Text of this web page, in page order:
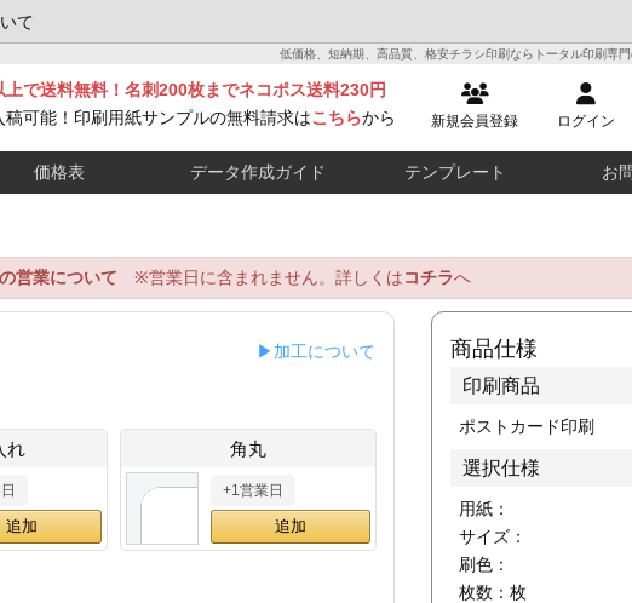
て
低価格、短納期、高品質、格安チラシ印刷ならトータル印刷専門
新規会員登録 ログイン
で送料無料！名刺200枚までネコポス送料230円
稿可能！印刷用紙サンプルの無料請求はこちらから
価格表 データ作成ガイド テンプレート お
営業について ※営業日に含まれません。詳しくはコチラへ
▶加工について
れ 角丸
+1営業日
商品仕様
印刷商品
ポストカード印刷
選択仕様
用紙：
サイズ：
刷色：
枚数： 枚